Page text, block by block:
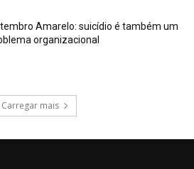
Amarelo: suicídio é também um
organizacional
Carregar mais